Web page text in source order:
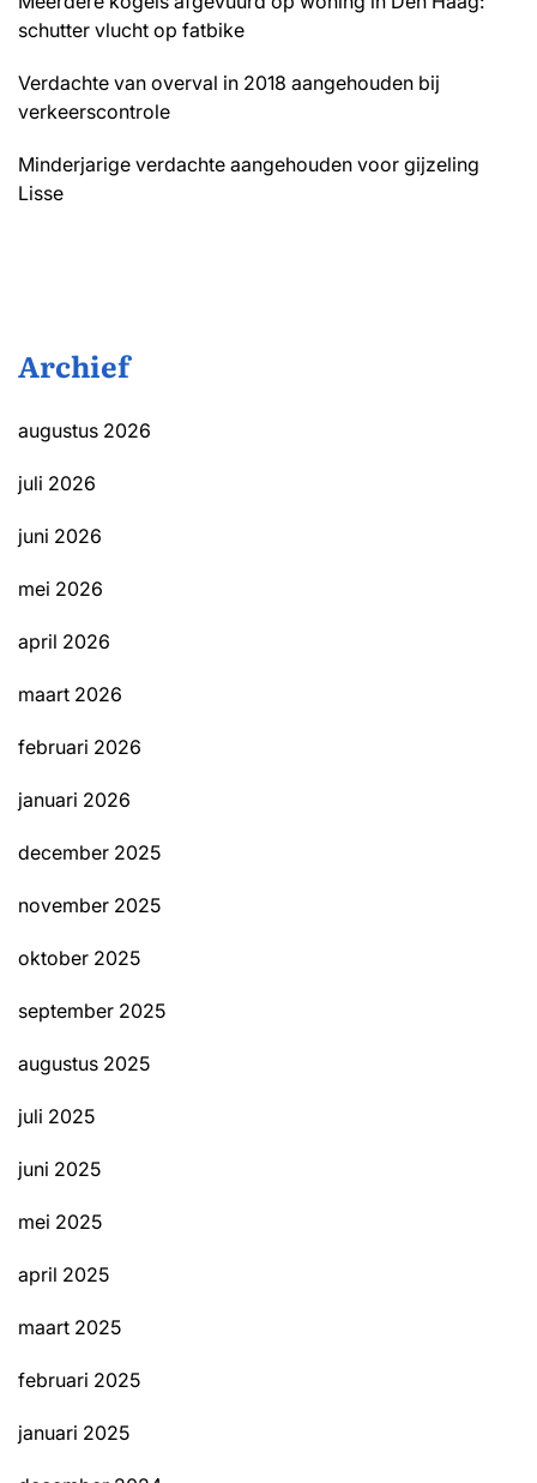
schutter vlucht op fatbike
Verdachte van overval in 2018 aangehouden bij
verkeerscontrole
Minderjarige verdachte aangehouden voor gijzeling
Lisse
Archief
augustus 2026
juli 2026
juni 2026
mei 2026
april 2026
maart 2026
februari 2026
januari 2026
december 2025
november 2025
oktober 2025
september 2025
augustus 2025
juli 2025
juni 2025
mei 2025
april 2025
maart 2025
februari 2025
januari 2025